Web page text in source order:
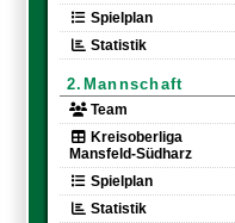
Spielplan
Statistik
2.Mannschaft
Team
Kreisoberliga
Mansfeld-Südharz
Spielplan
Statistik